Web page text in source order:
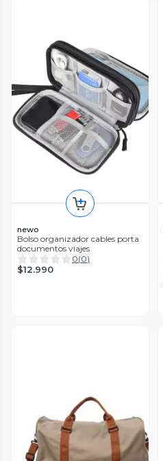
newo
Bolso organizador cables porta
documentos viajes
0(0)
$12.990